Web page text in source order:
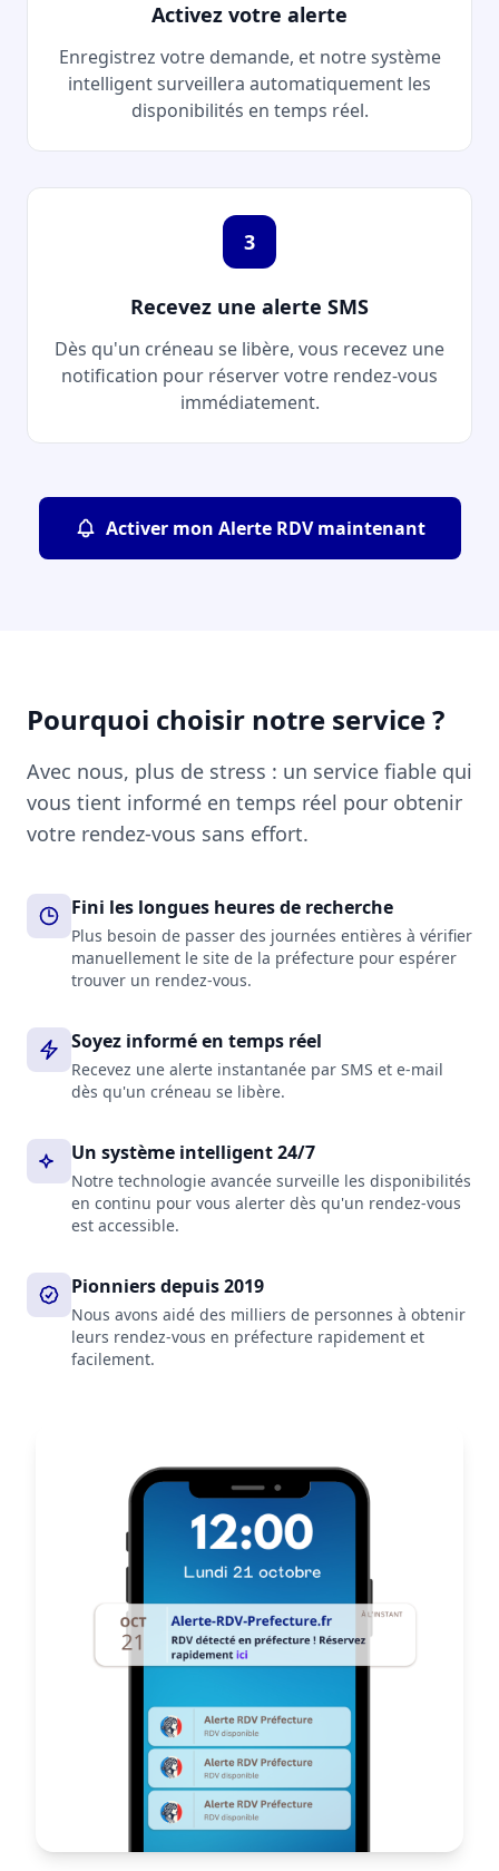
Activez votre alerte
Enregistrez votre demande, et notre système
intelligent surveillera automatiquement les
disponibilités en temps réel.
3
Recevez une alerte SMS
Dès qu'un créneau se libère, vous recevez une
notification pour réserver votre rendez-vous
immédiatement.
Activer mon Alerte RDV maintenant
Pourquoi choisir notre service ?
Avec nous, plus de stress : un service fiable qui
vous tient informé en temps réel pour obtenir
votre rendez-vous sans effort.
Fini les longues heures de recherche
Plus besoin de passer des journées entières à vérifier
manuellement le site de la préfecture pour espérer
trouver un rendez-vous.
Soyez informé en temps réel
Recevez une alerte instantanée par SMS et e-mail
dès qu'un créneau se libère.
Un système intelligent 24/7
Notre technologie avancée surveille les disponibilités
en continu pour vous alerter dès qu'un rendez-vous
est accessible.
Pionniers depuis 2019
Nous avons aidé des milliers de personnes à obtenir
leurs rendez-vous en préfecture rapidement et
facilement.